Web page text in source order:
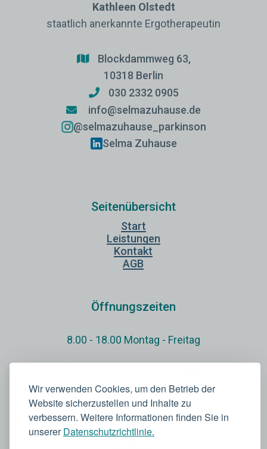
Wir verwenden Cookies, um den Betrieb der
Website sicherzustellen und Inhalte zu
verbessern. Weitere Informationen finden Sie in
unsererDatenschutzrichtlinie.
Kathleen Olstedt
staatlich anerkannte Ergotherapeutin

Blockdammweg 63,
10318 Berlin
 030 2332 0905

info@selmazuhause.de
@selmazuhause_parkinson
Selma Zuhause
Seitenübersicht
Start
Leistungen
Kontakt
AGB
Öffnungszeiten
8.00 - 18.00 Montag - Freitag
Datenschutzerklärung